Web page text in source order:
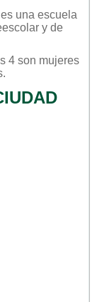
una escuela
y de
4 son mujeres